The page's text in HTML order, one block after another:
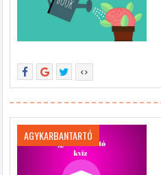
AGYKARBANTARTÓ